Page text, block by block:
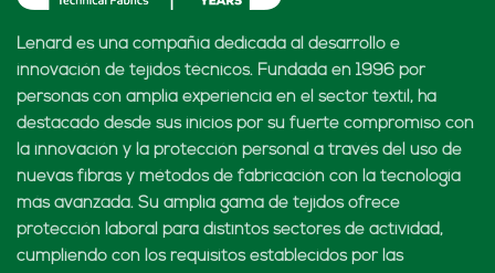
Lenard es una compañía dedicada al desarrollo e
innovación de tejidos técnicos. Fundada en 1996 por
personas con amplia experiencia en el sector textil, ha
destacado desde sus inicios por su fuerte compromiso con
la innovación y la protección personal a través del uso de
nuevas fibras y métodos de fabricación con la tecnología
más avanzada. Su amplia gama de tejidos ofrece
protección laboral para distintos sectores de actividad,
cumpliendo con los requisitos establecidos por las